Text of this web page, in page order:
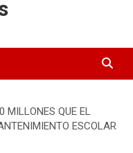
MILLONES QUE EL
ESCOLAR